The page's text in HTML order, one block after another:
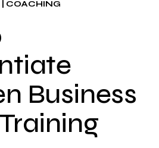
COACHING
Business